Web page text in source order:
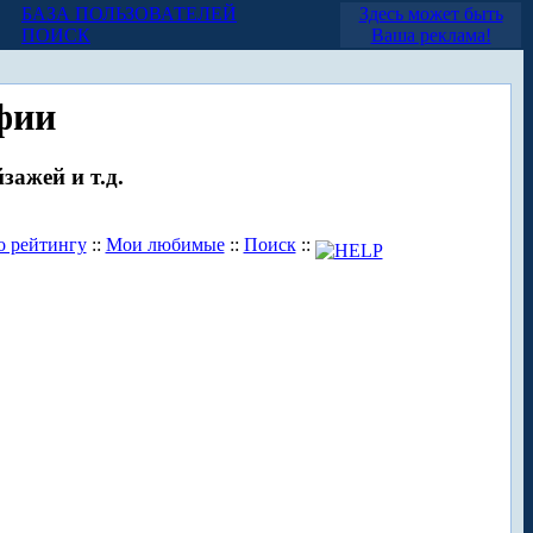
БАЗА ПОЛЬЗОВАТЕЛЕЙ
ПОИСК
Здесь может быть
Ваша реклама!
и т.д.
рейтингу:: Мои любимые:: Поиск::